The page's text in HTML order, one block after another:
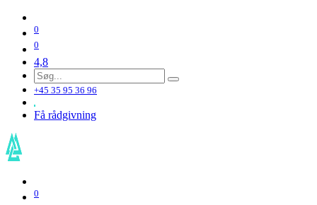
0
0
4,8
+45 35 95 36 96
Få rådgivning
0